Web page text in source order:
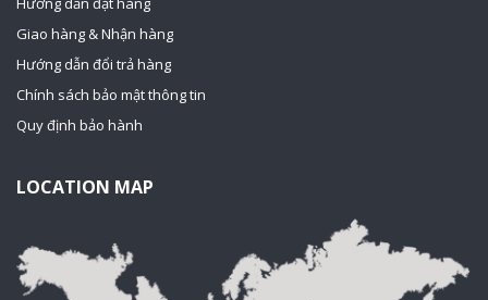
Giao hàng & Nhận hàng
Hướng dẫn đổi trả hàng
Chính sách bảo mật thông tin
Quy định bảo hành
LOCATION MAP